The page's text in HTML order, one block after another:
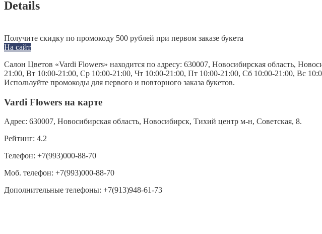
Details
Получите скидку по промокоду 500 рублей при первом заказе букета
На сайт
Салон Цветов «Vardi Flowers» находится по адресу: 630007, Новосибирская область,
21:00, Вт 10:00-21:00, Ср 10:00-21:00, Чт 10:00-21:00, Пт 10:00-21:00, Сб 10:00-21:00, Вс
Используйте промокоды для первого и повторного заказа букетов.
Vardi Flowers на карте
Адрес: 630007, Новосибирская область, Новосибирск, Тихий центр м-н, Советская, 8.
Рейтинг: 4.2
Телефон: +7(993)000-88-70
Моб. телефон: +7(993)000-88-70
Дополнительные телефоны: +7(913)948-61-73